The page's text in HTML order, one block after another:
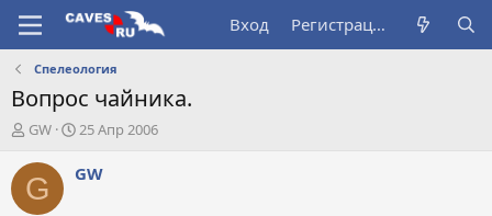
Вход Регистрация
Спелеология
Вопрос чайника.
А
т
о
GW
Д
т
25 Апр 2006
G GW